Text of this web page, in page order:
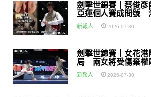
劍擊世錦賽｜蔡俊彥
亞運個人賽成問號
練：如醫生話可以一
新報人 2026-07-30
劍擊世錦賽｜女花港
局 兩女將受傷棄權
賽
新報人 2026-07-30